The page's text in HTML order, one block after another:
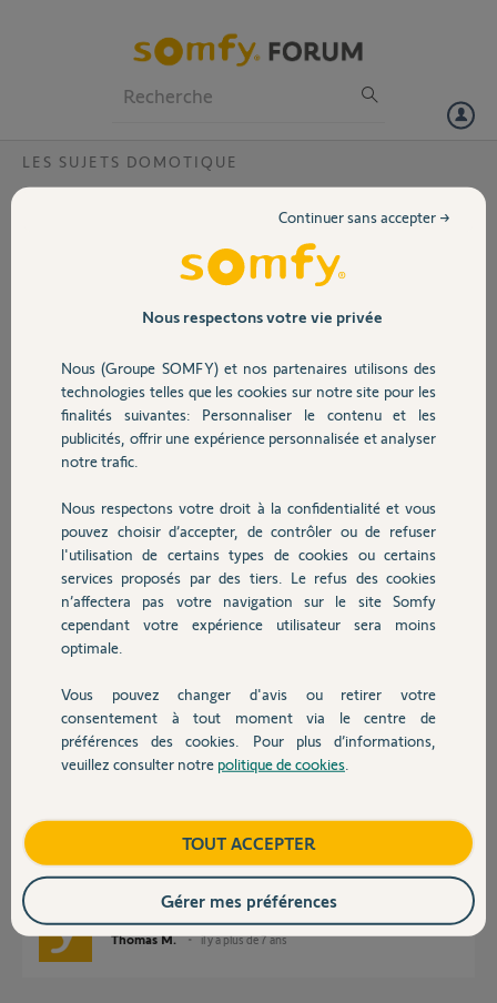
Volet
Sécurité
Domotique
Chauffage
Autres produits
Devis avec un pro
Contact
LES SUJETS DOMOTIQUE
Lien d'activation non reçu
Je n'ai pas reçu mon lien pour activer ma box Tahoma. (seul un lien
d'inscription pour accéder à ce forum).
Pourriez vous me redonner un lien d'activation ?
Cyril
il y a plus de 7 ans
Participer au fil de discussion
Réponses
Bonjour Cyril,
Indiquez ici le code pin de votre TaHoma, un yellow va vous l'activer
(semaine prochaine).
Bon week-end,
Sylvain C. il y a plus de 7 ans
Afin de vous faire envoyer de nouveau le mail d'activation, je vais avoir
Thomas M. il y a plus de 7 ans
Nous respectons votre vie privée
Nous (Groupe SOMFY) et nos partenaires utilisons des
technologies telles que les cookies sur notre site pour les
finalités suivantes: Personnaliser le contenu et les
publicités, offrir une expérience personnalisée et analyser
notre trafic.
Nous respectons votre droit à la confidentialité et vous
pouvez choisir d’accepter, de contrôler ou de refuser
l'utilisation de certains types de cookies ou certains
services proposés par des tiers. Le refus des cookies
n’affectera pas votre navigation sur le site Somfy
cependant votre expérience utilisateur sera moins
optimale.
Vous pouvez changer d'avis ou retirer votre
consentement à tout moment via le centre de
préférences des cookies. Pour plus d’informations,
veuillez consulter notre politique de cookies
Continuer sans accepter →
TOUT ACCEPTER
Gérer mes préférences